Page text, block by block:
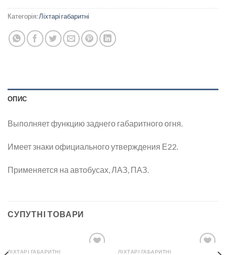
Категорія:Ліхтарі габаритні
ОПИС
Выполняет функцию заднего габаритного огня.
Имеет знаки официального утверждения Е22.
Применяется на автобусах, ЛАЗ, ПАЗ.
СУПУТНІ ТОВАРИ
ЛІХТАРІ ГАБАРИТНІ ЛІХТАРІ ГАБАРИТНІ